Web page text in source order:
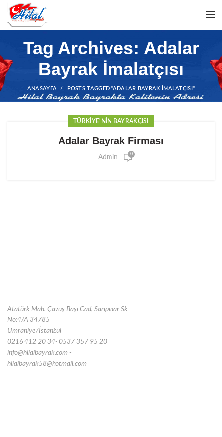
Tag Archives: Adalar
Bayrak İmalatçısı
ANASAYFA POSTS TAGGED "ADALAR BAYRAK İMALATÇISI"
TÜRKIYE'NIN BAYRAKÇISI
Adalar Bayrak Firması
Admin 0
Atatürk Mah. Çavuş Başı Cad, Sarıpınar Sk
No:4/A 34785
Ümraniye/İstanbul
0216 412 20 34- 0537 357 95 20
info@hilalbayrak.com -
hilalbayrak58@hotmail.com